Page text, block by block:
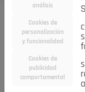
TODAS
Niños y Bebés
análisis
Cookies de
personalización
y funcionalidad
Cookies de
publicidad
comportamental